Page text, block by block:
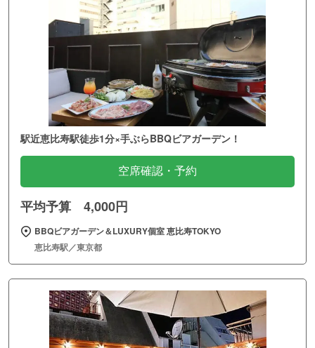
駅近恵比寿駅徒歩1分×手ぶらBBQビアガーデン！
空席確認・予約
平均予算 4,000円
BBQビアガーデン＆LUXURY個室 恵比寿TOKYO
恵比寿駅／東京都